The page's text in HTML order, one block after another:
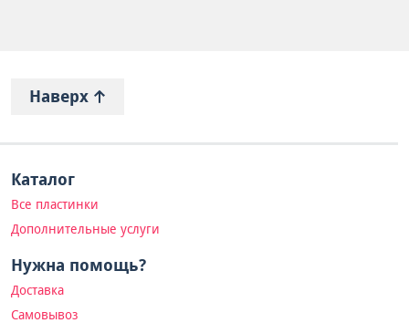
Наверх
Каталог
Все пластинки
Дополнительные услуги
Нужна помощь?
Доставка
Самовывоз